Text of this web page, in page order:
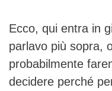
Ecco, qui entra in
parlavo più sopra,
probabilmente
decidere perché